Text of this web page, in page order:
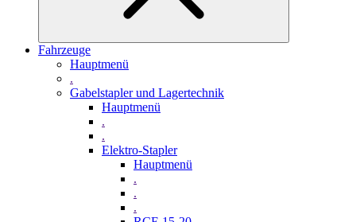
Fahrzeuge
Hauptmenü
.
Gabelstapler und Lagertechnik
Hauptmenü
.
.
Elektro-Stapler
Hauptmenü
.
.
.